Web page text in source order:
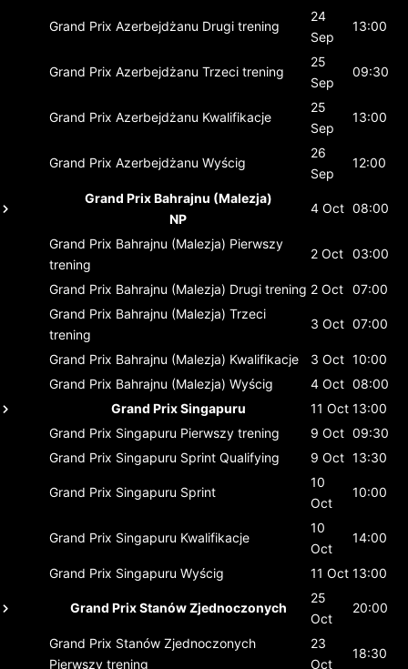
Grand Prix Azerbejdżanu Drugi trening
24
Sep
13:00
Grand Prix Azerbejdżanu Trzeci trening
25
Sep
09:30
Grand Prix Azerbejdżanu Kwalifikacje
25
Sep
13:00
Grand Prix Azerbejdżanu Wyścig
26
Sep
12:00
Grand Prix Bahrajnu (Malezja)
NP
4 Oct 08:00
Grand Prix Bahrajnu (Malezja) Pierwszy
trening
2 Oct 03:00
Grand Prix Bahrajnu (Malezja) Drugi trening 2 Oct 07:00
Grand Prix Bahrajnu (Malezja) Trzeci
trening
3 Oct 07:00
Grand Prix Bahrajnu (Malezja) Kwalifikacje 3 Oct 10:00
Grand Prix Bahrajnu (Malezja) Wyścig 4 Oct 08:00
Grand Prix Singapuru
11 Oct 13:00
Grand Prix Singapuru Pierwszy trening 9 Oct 09:30
Grand Prix Singapuru Sprint Qualifying 9 Oct 13:30
Grand Prix Singapuru Sprint
10
Oct
10:00
Grand Prix Singapuru Kwalifikacje
10
Oct
14:00
Grand Prix Singapuru Wyścig 11 Oct 13:00
Grand Prix Stanów Zjednoczonych
25
Oct
20:00
Grand Prix Stanów Zjednoczonych
Pierwszy trening
23
Oct
18:30